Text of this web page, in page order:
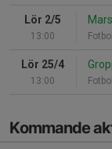
Lör 2/5
13:00 Fotboll
Lör 25/4
13:00 Fotboll
Kommande